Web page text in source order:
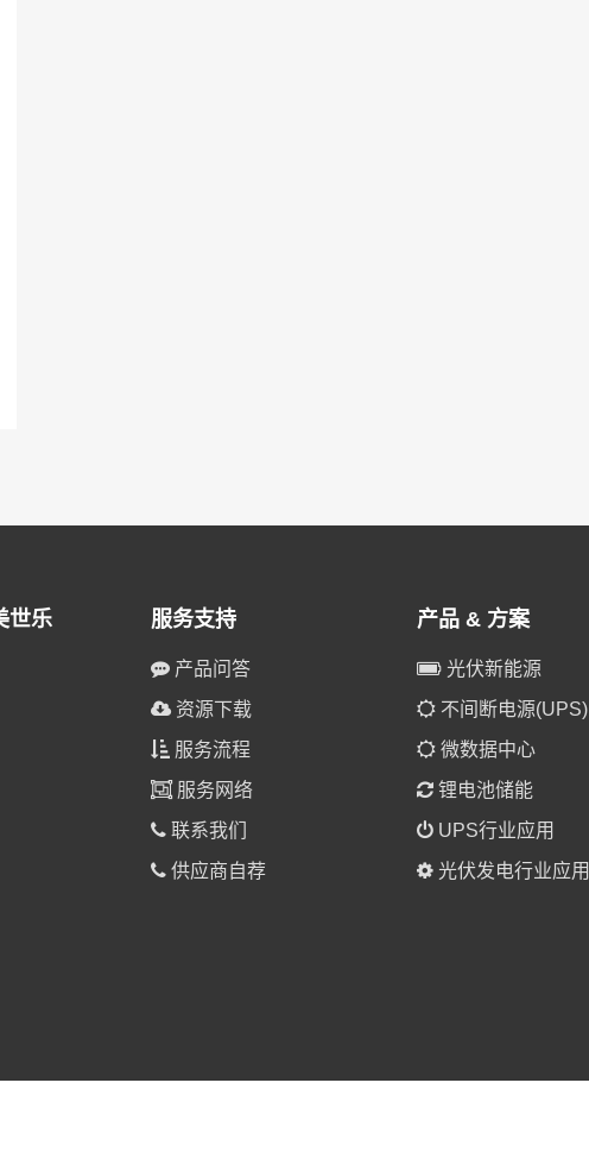
世乐 服务支持
产品问答
资源下载
服务流程
服务网络
联系我们
供应商自荐
产品 & 方案
光伏新能源
不间断电源(UPS)
微数据中心
锂电池储能
UPS行业应用
光伏发电行业应用